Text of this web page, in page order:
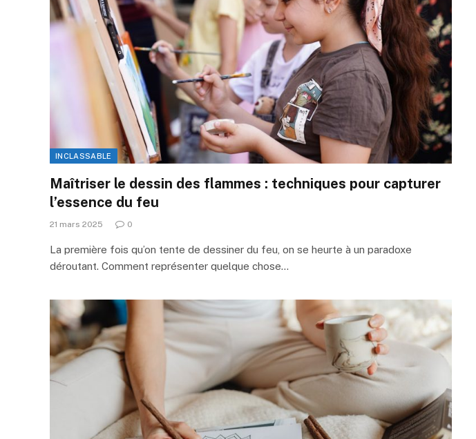
INCLASSABLE
Maîtriser le dessin des flammes : techniques pour capturer
l’essence du feu
21 mars 2025 0
La première fois qu’on tente de dessiner du feu, on se heurte à un paradoxe
déroutant. Comment représenter quelque chose…